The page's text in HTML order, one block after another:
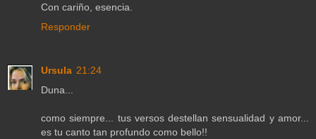
Con cariño, esencia.
Responder
Ursula 21:24
Duna...
como siempre... tus versos destellan sensualidad y amor...
es tu canto tan profundo como bello!!